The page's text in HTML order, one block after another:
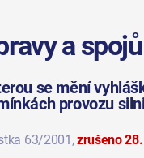
a
se mění
provozu
63/2001 ,zrušeno